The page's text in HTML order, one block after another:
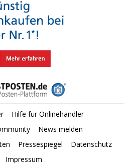
Hilfe für Onlinehändler
News melden
Pressespiegel
Datenschutz
Impressum